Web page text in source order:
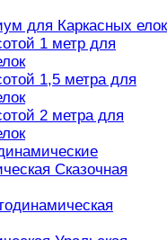
для Каркасных елок
1 метр для
1,5 метра для
2 метра для
Сказочная